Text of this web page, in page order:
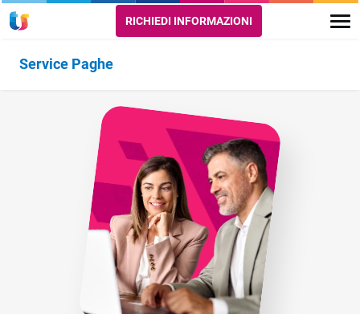
RICHIEDI INFORMAZIONI
Service Paghe